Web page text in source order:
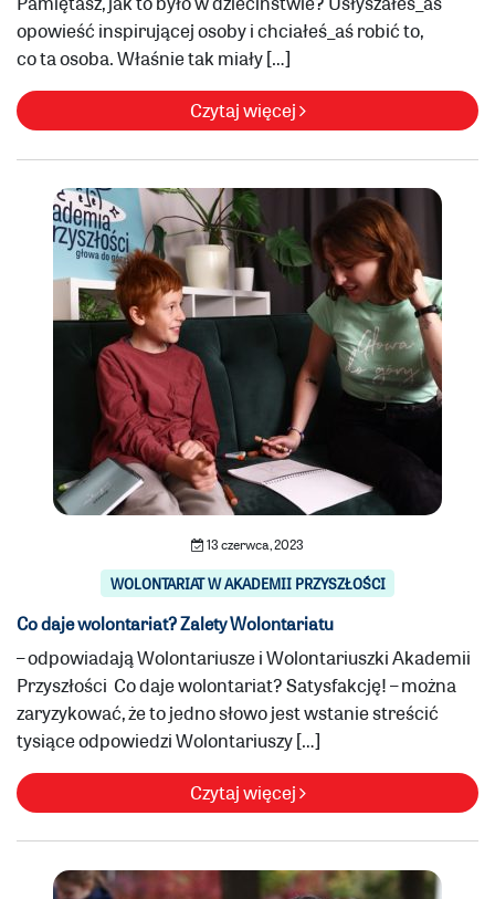
opowieść inspirującej osoby i chciałeś_aś robić to,
co ta osoba. Właśnie tak miały […]
Czytaj więcej
13 czerwca, 2023
WOLONTARIAT W AKADEMII PRZYSZŁOŚCI
Co daje wolontariat? Zalety Wolontariatu
– odpowiadają Wolontariusze i Wolontariuszki Akademii
Przyszłości Co daje wolontariat? Satysfakcję! – można
zaryzykować, że to jedno słowo jest wstanie streścić
tysiące odpowiedzi Wolontariuszy […]
Czytaj więcej